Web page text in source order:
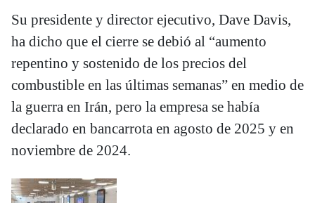
Su presidente y director ejecutivo, Dave Davis,
ha dicho que el cierre se debió al “aumento
repentino y sostenido de los precios del
combustible en las últimas semanas” en medio de
la guerra en Irán, pero la empresa se había
declarado en bancarrota en agosto de 2025 y en
noviembre de 2024.